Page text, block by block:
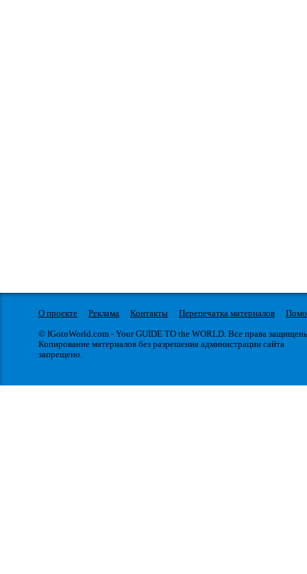
О проекте Реклама Контакты Перепечатка материалов
© IGotoWorld.com - Your GUIDE TO the WORLD. Все права
Копирование материалов без разрешения администрации сайта
запрещено.